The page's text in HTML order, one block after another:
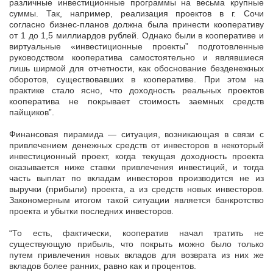
различные инвестиционные программы на весьма крупные
суммы. Так, например, реализация проектов в г. Сочи
согласно бизнес-планов должна была принести кооперативу
от 1 до 1,5 миллиардов рублей. Однако были в кооперативе и
виртуальные «инвестиционные проекты” подготовленные
руководством кооператива самостоятельно и являвшиеся
лишь ширмой для отчетности, как обоснование безденежных
оборотов, существовавших в кооперативе. При этом на
практике стало ясно, что доходность реальных проектов
кооператива не покрывает стоимость заемных средств
пайщиков”.
Финансовая пирамида — ситуация, возникающая в связи с
привлечением денежных средств от инвесторов в некоторый
инвестиционный проект, когда текущая доходность проекта
оказывается ниже ставки привлечения инвестиций, и тогда
часть выплат по вкладам инвесторов производится не из
выручки (прибыли) проекта, а из средств новых инвесторов.
Закономерным итогом такой ситуации является банкротство
проекта и убытки последних инвесторов.
“То есть, фактически, кооператив начал тратить не
существующую прибыль, что покрыть можно было только
путем привлечения новых вкладов для возврата из них же
вкладов более ранних, равно как и процентов.